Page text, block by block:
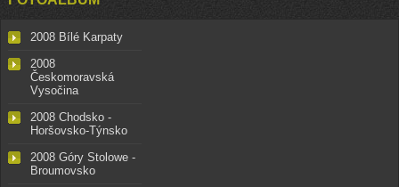
2008 Bílé Karpaty
2008
Českomoravská
Vysočina
2008 Chodsko -
Horšovsko-Týnsko
2008 Góry Stolowe -
Broumovsko